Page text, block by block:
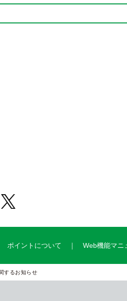
ポイントについて Web機能マニ
するお知らせ